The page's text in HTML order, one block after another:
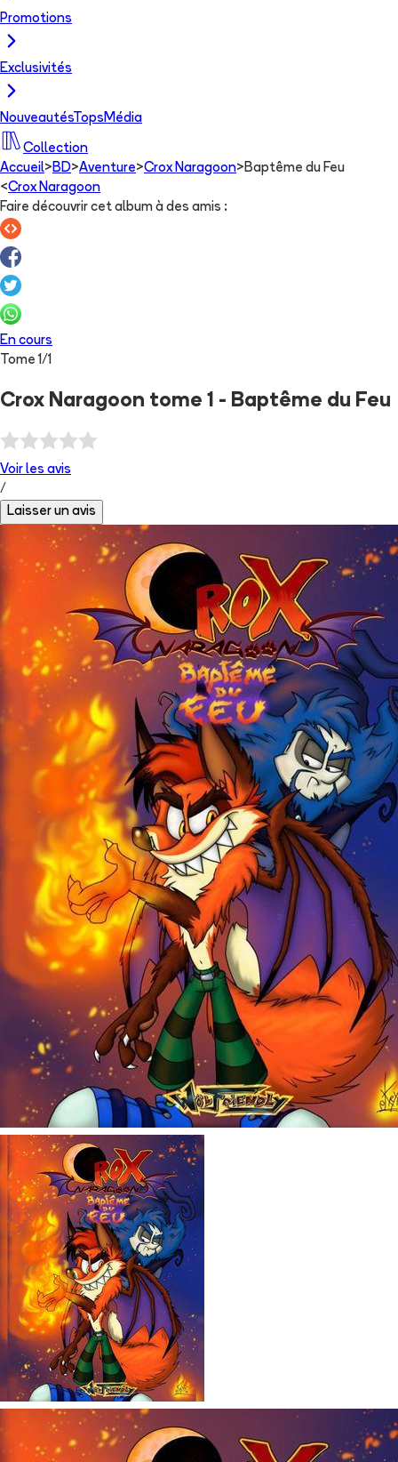
Promotions
Exclusivités
NouveautésTops Média
Collection
Accueil> BD>Aventure>Crox Naragoon> Baptême du Feu
<Crox Naragoon
Faire découvrir cet album à des amis :
En cours
Tome1/1
Crox Naragoon tome 1 - Baptême du Feu
Voir les avis
/
Laisser un avis